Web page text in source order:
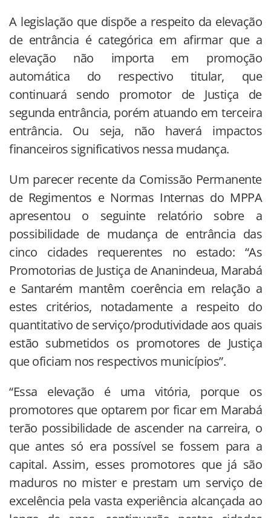
A legislação que dispõe a respeito da elevação
de entrância é categórica em afirmar que a
elevação não importa em promoção
automática do respectivo titular, que
continuará sendo promotor de Justiça de
segunda entrância, porém atuando em terceira
entrância. Ou seja, não haverá impactos
financeiros significativos nessa mudança.
Um parecer recente da Comissão Permanente
de Regimentos e Normas Internas do MPPA
apresentou o seguinte relatório sobre a
possibilidade de mudança de entrância das
cinco cidades requerentes no estado: “As
Promotorias de Justiça de Ananindeua, Marabá
e Santarém mantêm coerência em relação a
estes critérios, notadamente a respeito do
quantitativo de serviço/produtividade aos quais
estão submetidos os promotores de Justiça
que oficiam nos respectivos municípios”.
“Essa elevação é uma vitória, porque os
promotores que optarem por ficar em Marabá
terão possibilidade de ascender na carreira, o
que antes só era possível se fossem para a
capital. Assim, esses promotores que já são
maduros no mister e prestam um serviço de
excelência pela vasta experiência alcançada ao